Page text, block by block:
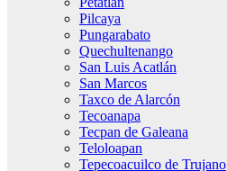
Pilcaya
Pungarabato
Quechultenango
San Luis Acatlán
San Marcos
Taxco de Alarcón
Tecoanapa
Tecpan de Galeana
Teloloapan
Tepecoacuilco de Trujano